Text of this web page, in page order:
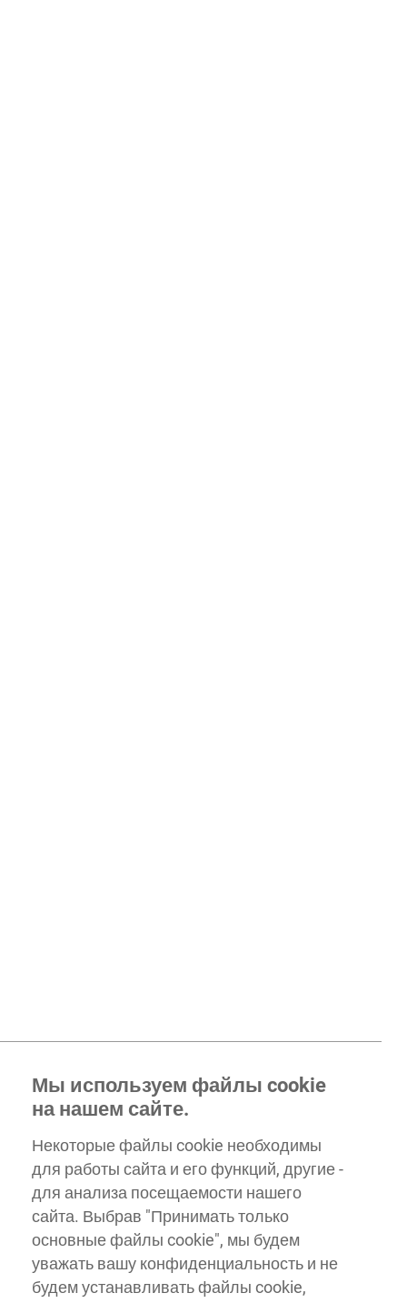
Мы используем файлы cookie
на нашем сайте.
Некоторые файлы cookie необходимы
для работы сайта и его функций, другие -
для анализа посещаемости нашего
сайта. Выбрав "Принимать только
основные файлы cookie", мы будем
уважать вашу конфиденциальность и не
будем устанавливать файлы cookie,